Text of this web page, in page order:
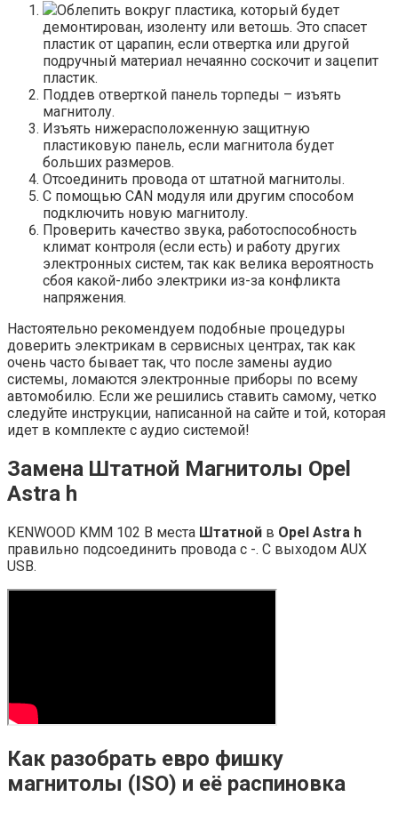
Облепить вокруг пластика, который будет
демонтирован, изоленту или ветошь. Это спасет
пластик от царапин, если отвертка или другой
подручный материал нечаянно соскочит и зацепит
пластик.
Поддев отверткой панель торпеды – изъять
магнитолу.
Изъять нижерасположенную защитную
пластиковую панель, если магнитола будет
больших размеров.
Отсоединить провода от штатной магнитолы.
С помощью CAN модуля или другим способом
подключить новую магнитолу.
Проверить качество звука, работоспособность
климат контроля (если есть) и работу других
электронных систем, так как велика вероятность
сбоя какой-либо электрики из-за конфликта
напряжения.
Настоятельно рекомендуем подобные процедуры
доверить электрикам в сервисных центрах, так как
очень часто бывает так, что после замены аудио
системы, ломаются электронные приборы по всему
автомобилю. Если же решились ставить самому, четко
следуйте инструкции, написанной на сайте и той, которая
идет в комплекте с аудио системой!
Замена Штатной Магнитолы Opel
Astra h
KENWOOD KMM 102 В места Штатной в Opel Astra h
правильно подсоединить провода с -. С выходом AUX
USB.
Как разобрать евро фишку
магнитолы (ISO) и её распиновка